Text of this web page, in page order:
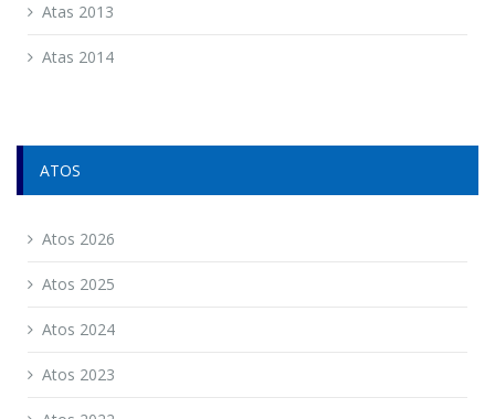
Atas 2013
Atas 2014
ATOS
Atos 2026
Atos 2025
Atos 2024
Atos 2023